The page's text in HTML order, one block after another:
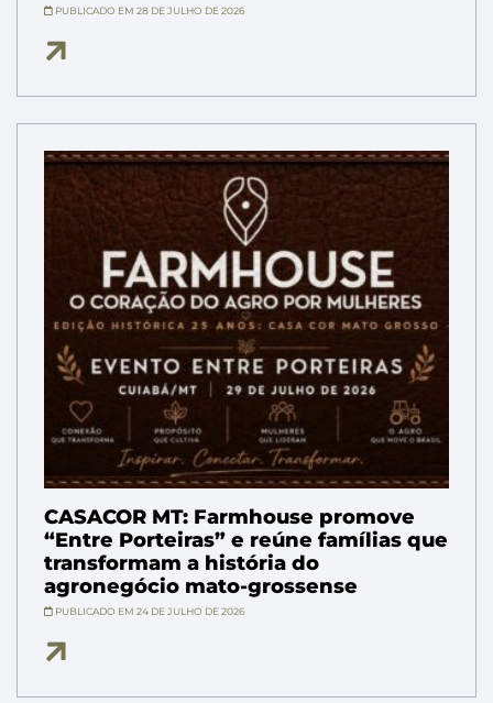
PUBLICADO EM 28 DE JULHO DE 2026
CASACOR MT: Farmhouse promove
“Entre Porteiras” e reúne famílias que
transformam a história do
agronegócio mato-grossense
PUBLICADO EM 24 DE JULHO DE 2026